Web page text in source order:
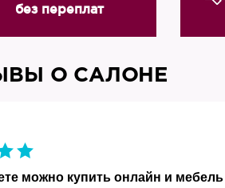
без переплат
О САЛОНЕ
можно купить онлайн и